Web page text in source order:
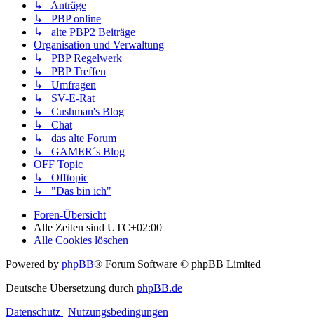
↳ Anträge
↳ PBP online
↳ alte PBP2 Beiträge
Organisation und Verwaltung
↳ PBP Regelwerk
↳ PBP Treffen
↳ Umfragen
↳ SV-E-Rat
↳ Cushman's Blog
↳ Chat
↳ das alte Forum
↳ GAMER´s Blog
OFF Topic
↳ Offtopic
↳ "Das bin ich"
Foren-Übersicht
Alle Zeiten sind UTC+02:00
Alle Cookies löschen
Powered by phpBB® Forum Software © phpBB Limited
Deutsche Übersetzung durch phpBB.de
Datenschutz | Nutzungsbedingungen